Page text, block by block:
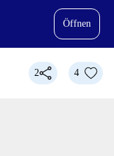
Öffnen
2 4